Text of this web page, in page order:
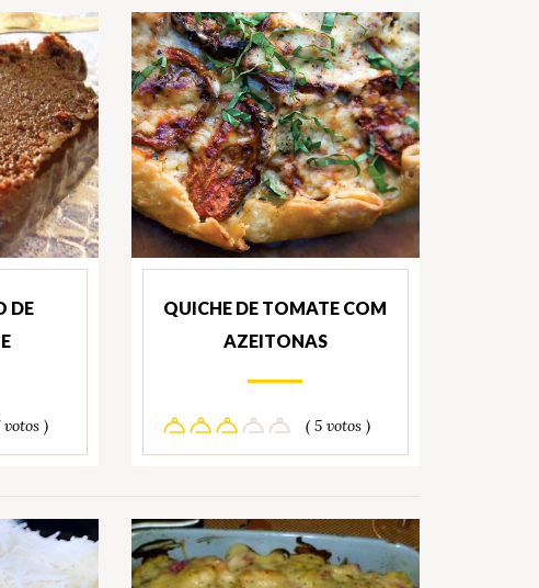
DE
votos )
QUICHE DE TOMATE COM
AZEITONAS
( 5 votos )